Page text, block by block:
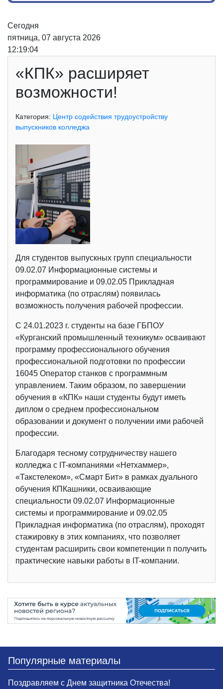
Сегодня
пятница, 07 августа 2026
12:19:04
«КПК» расширяет
возможности!
Категория: Центр содействия трудоустройству
выпускников колледжа
Для студентов выпускных групп специальности
09.02.07 Информационные системы и
программирование и 09.02.05 Прикладная
информатика (по отраслям) появилась
возможность получения рабочей профессии.
С 24.01.2023 г. студенты на базе ГБПОУ
«Курганский промышленный техникум» осваивают
программу профессионального обучения
профессиональной подготовки по профессии
16045 Оператор станков с программным
управлением. Таким образом, по завершении
обучения в «КПК» наши студенты будут иметь
диплом о среднем профессиональном
образовании и документ о получении ими рабочей
профессии.
Благодаря тесному сотрудничеству нашего
колледжа с IT-компаниями «Нетхаммер»,
«Такстелеком», «Смарт Бит» в рамках дуального
обучения КПКашники, осваивающие
специальности 09.02.07 Информационные
системы и программирование и 09.02.05
Прикладная информатика (по отраслям), проходят
стажировку в этих компаниях, что позволяет
студентам расширить свои компетенции п получить
практические навыки работы в IT-компании.
Популярные материалы
Поздравляем с Днем защитника Отечества!